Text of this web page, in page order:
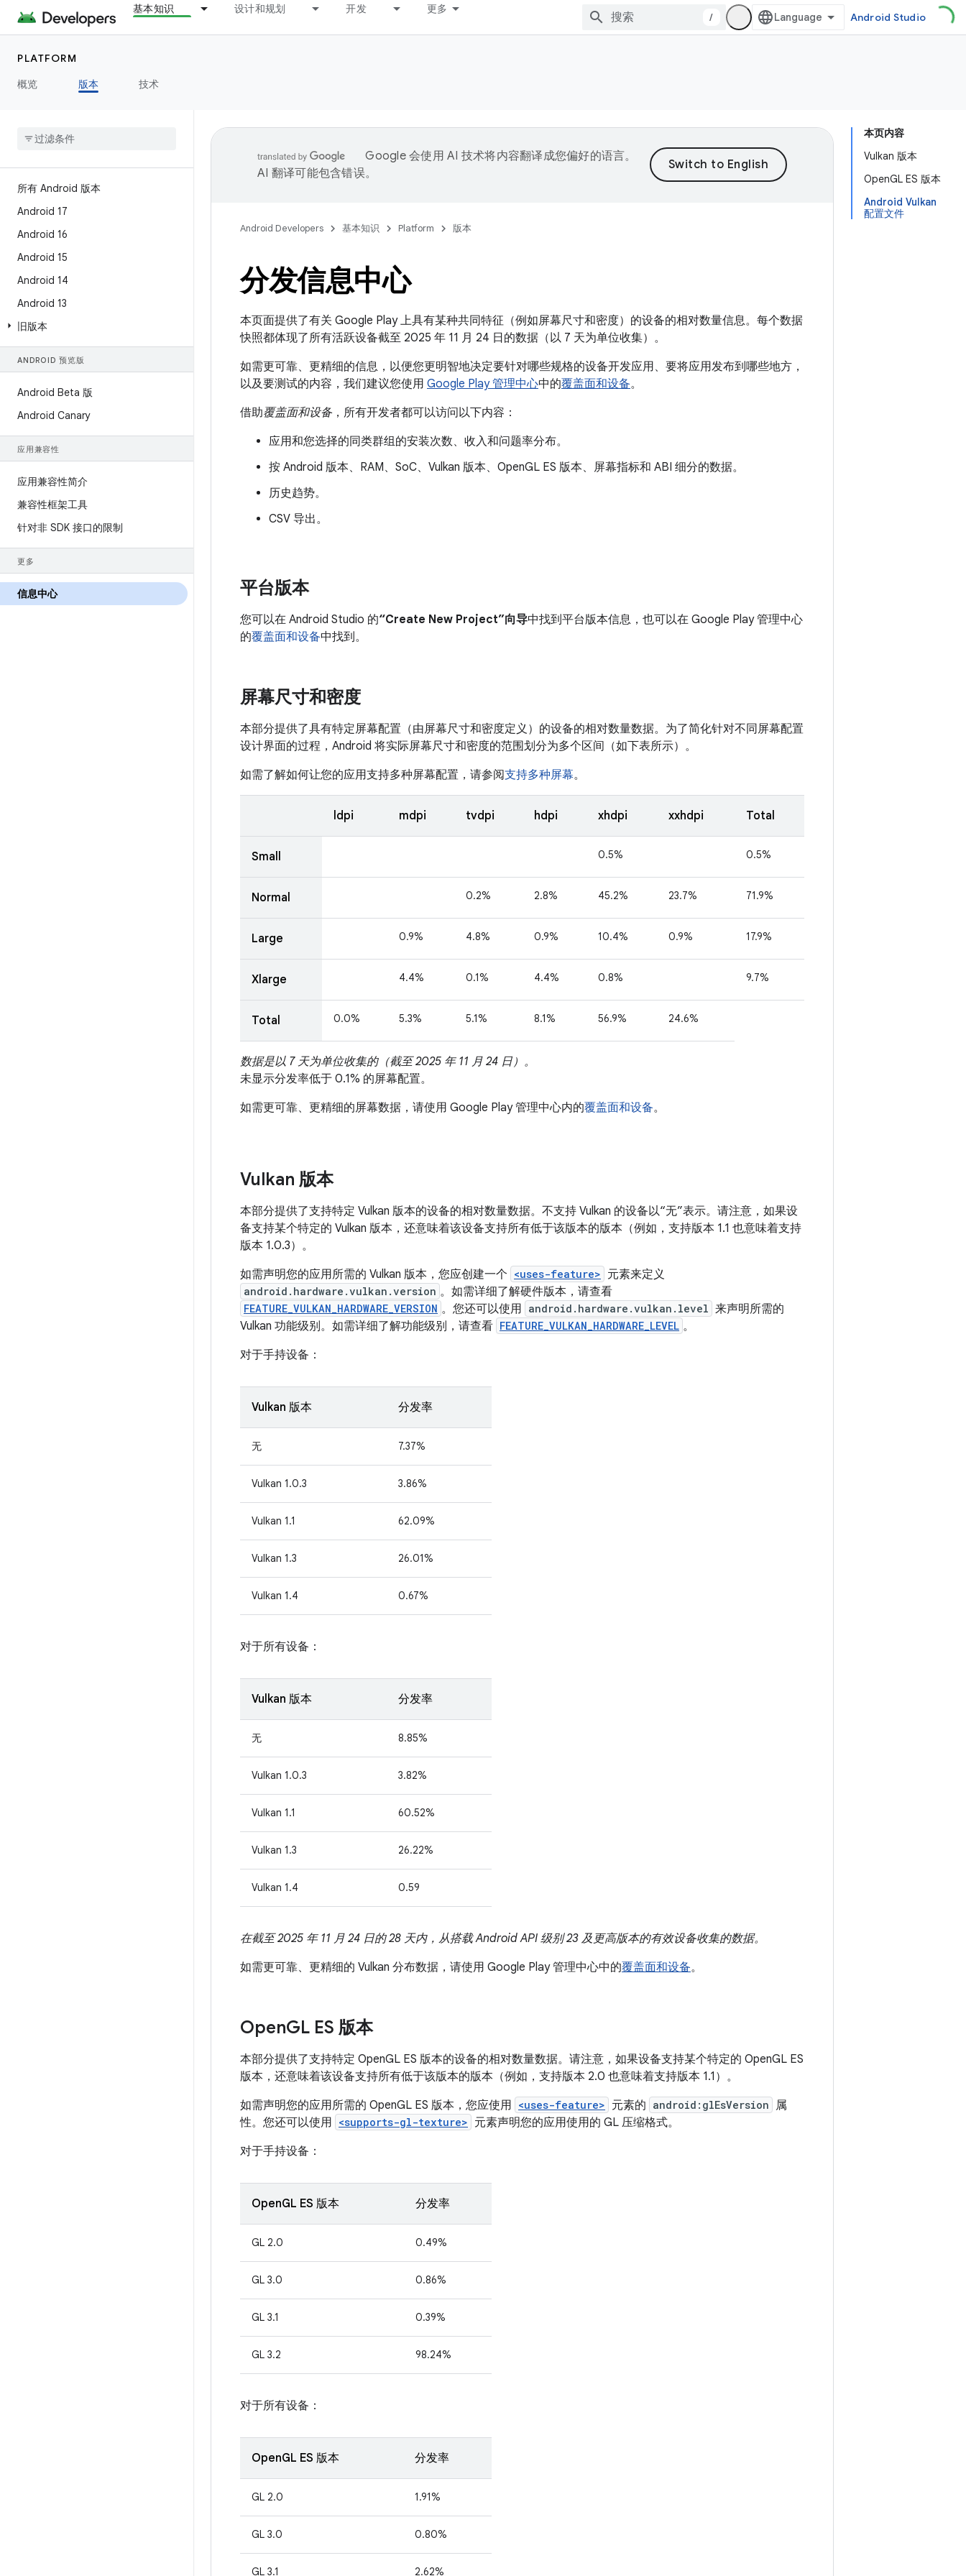
基本知识 设计和规划 开发 更多
/ Android Studio
PLATFORM
概览
版本 技术
所有 Android 版本
Android 17
Android 16
Android 15
Android 14
Android 13
旧版本
ANDROID 预览版
Android Beta 版
Android Canary
应用兼容性
应用兼容性简介
兼容性框架工具
针对非 SDK 接口的限制
更多
信息中心
本页内容
Vulkan 版本
OpenGL ES 版本
Android Vulkan
配置文件
Google 会使用 AI 技术将内容翻译成您偏好的语言。
AI 翻译可能包含错误。
Android Developers 基本知识 Platform 版本
分发信息中心
本页面提供了有关 Google Play 上具有某种共同特征（例如屏幕尺寸和密度）的设备的相对数量信息。每个数据
快照都体现了所有活跃设备截至 2025 年 11 月 24 日的数据（以 7 天为单位收集）。
如需更可靠、更精细的信息，以便您更明智地决定要针对哪些规格的设备开发应用、要将应用发布到哪些地方，
以及要测试的内容，我们建议您使用 Google Play 管理中心中的覆盖面和设备。
借助覆盖面和设备，所有开发者都可以访问以下内容：
应用和您选择的同类群组的安装次数、收入和问题率分布。
按 Android 版本、RAM、SoC、Vulkan 版本、OpenGL ES 版本、屏幕指标和 ABI 细分的数据。
历史趋势。
CSV 导出。
Vulkan 版本
本部分提供了支持特定 Vulkan 版本的设备的相对数量数据。不支持 Vulkan 的设备以“无”表示。请注意，如果设
备支持某个特定的 Vulkan 版本，还意味着该设备支持所有低于该版本的版本（例如，支持版本 1.1 也意味着支持
版本 1.0.3）。
如需声明您的应用所需的 Vulkan 版本，您应创建一个 <uses-feature> 元素来定义
android.hardware.vulkan.version 。如需详细了解硬件版本，请查看
FEATURE_VULKAN_HARDWARE_VERSION 。您还可以使用 android.hardware.vulkan.level 来声明所需的
Vulkan 功能级别。如需详细了解功能级别，请查看 FEATURE_VULKAN_HARDWARE_LEVEL 。
对于手持设备：
Vulkan 版本 分发率
无 7.37%
Vulkan 1.0.3 3.86%
Vulkan 1.1 62.09%
Vulkan 1.3 26.01%
Vulkan 1.4 0.67%
对于所有设备：
Vulkan 版本 分发率
无 8.85%
Vulkan 1.0.3 3.82%
Vulkan 1.1 60.52%
Vulkan 1.3 26.22%
Vulkan 1.4 0.59
在截至 2025 年 11 月 24 日的 28 天内，从搭载 Android API 级别 23 及更高版本的有效设备收集的数据。
如需更可靠、更精细的 Vulkan 分布数据，请使用 Google Play 管理中心中的覆盖面和设备。
OpenGL ES 版本
本部分提供了支持特定 OpenGL ES 版本的设备的相对数量数据。请注意，如果设备支持某个特定的 OpenGL ES
版本，还意味着该设备支持所有低于该版本的版本（例如，支持版本 2.0 也意味着支持版本 1.1）。
如需声明您的应用所需的 OpenGL ES 版本，您应使用 <uses-feature> 元素的 android:glEsVersion 属
性。您还可以使用 <supports-gl-texture> 元素声明您的应用使用的 GL 压缩格式。
对于手持设备：
OpenGL ES 版本 分发率
GL 2.0 0.49%
GL 3.0 0.86%
GL 3.1 0.39%
GL 3.2 98.24%
对于所有设备：
OpenGL ES 版本 分发率
GL 2.0 1.91%
GL 3.0 0.80%
GL 3.1 2.62%